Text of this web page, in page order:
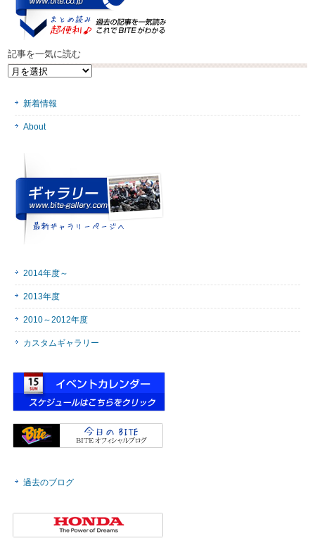
記事を一気に読む
記
新着情報
About
2014年度～
2013年度
2010～2012年度
カスタムギャラリー
過去のブログ